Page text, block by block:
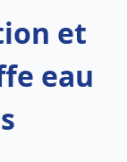
et
eau